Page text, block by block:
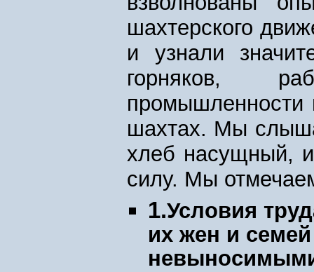
шахтерского
и узнали
горняков,
промышленности
шахтах. Мы
хлеб насущный,
силу. Мы
1.Условия
их жен и